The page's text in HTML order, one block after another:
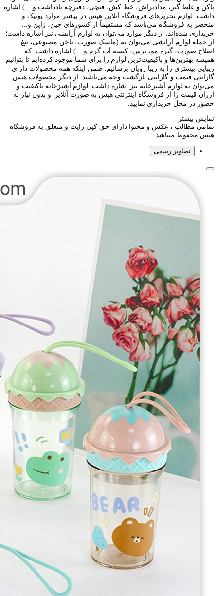
پاکن و غلط گیر ، مدادتراش، خط کش، قیچی، دفترچه یادداشت و... ) اشاره
داشت. لوازم تحریر‌های فروشگاه آنلاین هیس در بیشتر موارد یونیک و
منحصر به فروشگاه می‌باشد که مستقیماً از کشور‌های چین، ژاپن و...
خریداری شده‌اند. از دیگر موارد می‌توان به لوازم آرایشی نیز اشاره داشت؛
از جمله لوازم آرایشی می‌توان به (ماسک صورت، ناخن مصنوعی، تیغ
اصلاح صورت، گیره مو، برس، کیسه آب گرم و... ) اشاره داشت. که
همیشه بهترین‌ها و باکیفیت‌ترین لوازم را برای شما موجود کرده‌ایم تا بتوانیم
زیبایی بیشتری را به زیبا رویان برسانیم. ضمن اینکه همه محصولات دارای
گارانتی قیمت و گارانتی بازگشت وجه می‌باشند. از دیگر محصولات هیس
می‌توان به لوازم آشپزخانه نیز اشاره داشت. لوازم آشپزخانه باکیفیت و
ارزان قیمت را از فروشگاه اینترنتی هیس به صورت آنلاین و بدون نیاز به
حضور در محل خریداری نمایید.
نمایش بیشتر
تمامی مطالب ، عکس و محتوا دارای حق کپی رایت و متعلق به فروشگاه
هیس محفوظ میباشد.
تصاویر رسمی